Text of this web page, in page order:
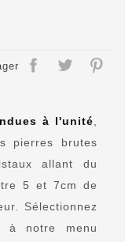
à l'unité
pierres brutes
allant du
5 et 7cm de
Sélectionnez
à notre menu